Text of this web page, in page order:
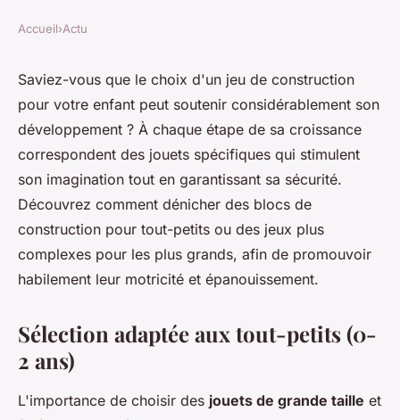
Jeu de construction : choisir en
fonction de l'âge de votre
enfant
Sophie•2 mai 2024•2 min de lecture
Accueil›Actu
Saviez-vous que le choix d'un jeu de construction
pour votre enfant peut soutenir considérablement son
développement ? À chaque étape de sa croissance
correspondent des jouets spécifiques qui stimulent
son imagination tout en garantissant sa sécurité.
Découvrez comment dénicher des blocs de
construction pour tout-petits ou des jeux plus
complexes pour les plus grands, afin de promouvoir
habilement leur motricité et épanouissement.
Sélection adaptée aux tout-petits (0-
2 ans)
L'importance de choisir des jouets de grande taille et